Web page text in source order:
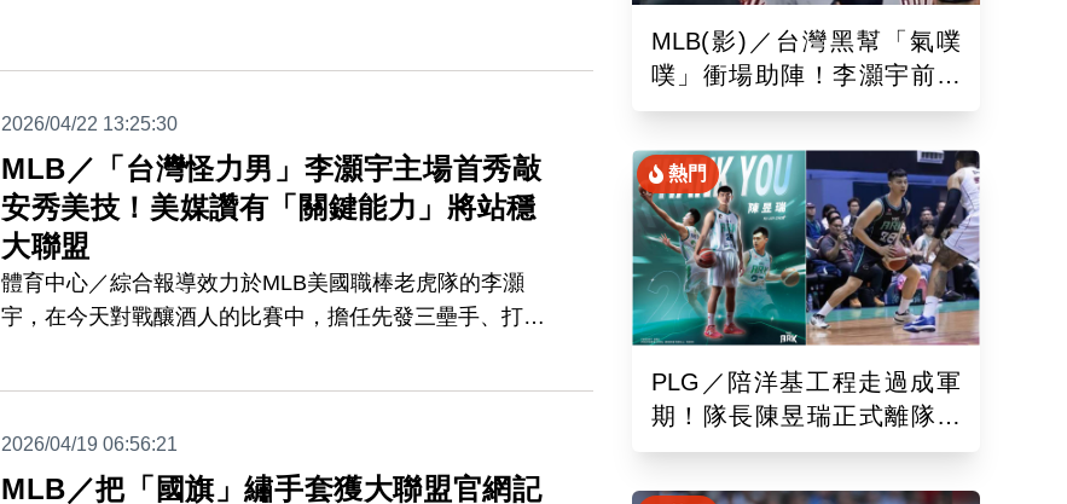
2026/04/22 13:25:30
MLB／「台灣怪力男」李灝宇主場首秀敲
安秀美技！美媒讚有「關鍵能力」將站穩
大聯盟
體育中心／綜合報導效力於MLB美國職棒老虎隊的李灝
宇，在今天對戰釀酒人的比賽中，擔任先發三壘手、打第8
2026/04/19 06:56:21
MLB／把「國旗」繡手套獲大聯盟官網記
MLB(影)／台灣黑幫「氣噗
噗」衝場助陣！李灝宇前輩
遭觸身球「引爆大場面」
熱門
PLG／陪洋基工程走過成軍
期！隊長陳昱瑞正式離隊
球團：感謝全力付出與貢獻